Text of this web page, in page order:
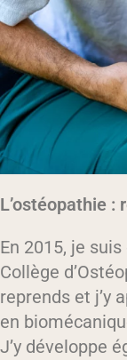
L’ostéopathie :
En 2015, je
Collège
reprends et j’y
en
J’y développe